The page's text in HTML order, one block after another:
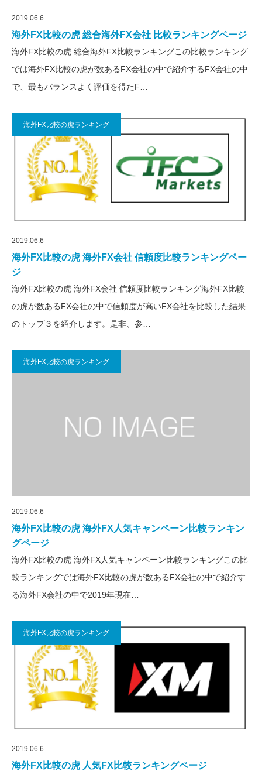
2019.06.6
海外FX比較の虎 総合海外FX会社 比較ランキングページ
海外FX比較の虎 総合海外FX比較ランキングこの比較ランキング
では海外FX比較の虎が数あるFX会社の中で紹介するFX会社の中
で、最もバランスよく評価を得たF…
海外FX比較の虎ランキング
2019.06.6
海外FX比較の虎 海外FX会社 信頼度比較ランキングペー
ジ
海外FX比較の虎 海外FX会社 信頼度比較ランキング海外FX比較
の虎が数あるFX会社の中で信頼度が高いFX会社を比較した結果
のトップ３を紹介します。是非、参…
海外FX比較の虎ランキング
2019.06.6
海外FX比較の虎 海外FX人気キャンペーン比較ランキン
グページ
海外FX比較の虎 海外FX人気キャンペーン比較ランキングこの比
較ランキングでは海外FX比較の虎が数あるFX会社の中で紹介す
る海外FX会社の中で2019年現在…
海外FX比較の虎ランキング
2019.06.6
海外FX比較の虎 人気FX比較ランキングページ